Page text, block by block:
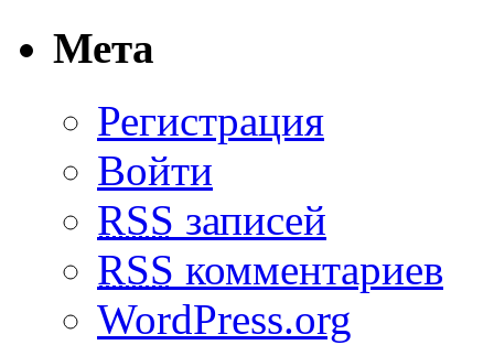
Мета
Регистрация
Войти
RSS записей
RSS комментариев
WordPress.org